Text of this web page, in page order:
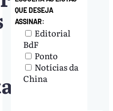
QUE DESEJA
ASSINAR:
Editorial
BdF
Ponto
Notícias da
China